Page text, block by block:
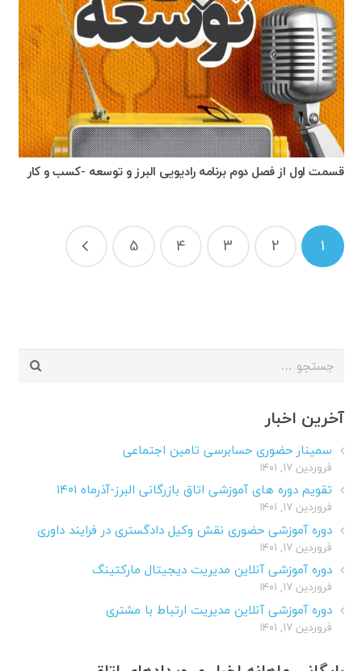
قسمت اول از فصل دوم برنامه رادیویی البرز و توسعه -کسب و کار
راهبری
نوشته‌ها
1
2
3
4
5
جستجو
آخرین اخبار
سمینار حضوری حسابرسی تامین اجتماعی
فروردین ۱۷, ۱۴۰۱
تقویم دوره های آموزشی اتاق بازرگانی البرز-آذرماه ۱۴۰۱
فروردین ۱۷, ۱۴۰۱
دوره آموزشی حضوری نقش وکیل دادگستری در فرایند داوری
فروردین ۱۷, ۱۴۰۱
دوره آموزشی آنلاین مدیریت دیجیتال مارکتینگ
فروردین ۱۷, ۱۴۰۱
دوره آموزشی آنلاین مدیریت ارتباط با مشتری
فروردین ۱۷, ۱۴۰۱